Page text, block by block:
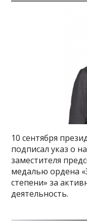
10 сентября
подписал указ о
заместителя
медалью ордена
степени» за
деятельность.